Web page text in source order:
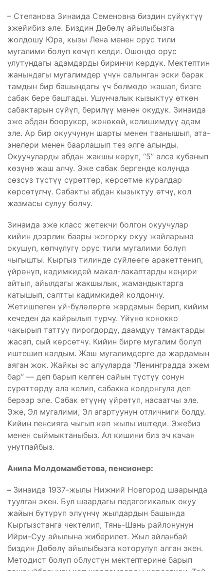
– Степанова Зинаида Семеновна биздин сүйүктүү
эжейибиз эле. Биздин Дөбөлү айылыбызга
жолдошу Юра, кызы Лена менен орус тили
мугалими болуп көчүп келди. Ошондо орус
улутундагы адамдарды биринчи көрдүк. Мектептин
жанындагы мугалимдер үчүн салынган эски барак
тамдын бир башындагы үч бөлмөдө жашап, бизге
сабак бере баштады. Ушунчалык кызыктуу өткөн
сабактарын сүйүп, берилүү менен окудук. Зинаида
эже абдан боорукер, жөнөкөй, келишимдүү адам
эле. Ар бир окуучунун шарты менен таанышып, ата-
энелери менен баарлашып тез элге алынды.
Окуучуларды абдан жакшы көрүп, “5” алса кубанып
көзүнө жаш алчу. Эже сабак бергенде колунда
сөзсүз түстүү сүрөттөр, көрсөтмө куралдар
көрсөтүлчү. Сабакты абдан кызыктуу өтчү, кол
жазмасы сулуу болчу.
Зинаида эже класс жетекчи болгон окуучулар
кийин дээрлик баары жогорку окуу жайларына
окушуп, көпчүлүгү орус тили мугалими болуп
чыгышты. Кыргыз тилинде сүйлөөгө аракеттенип,
үйрөнүп, кадимкидей макал-лакаптарды кеңири
айтып, айылдагы жакшылык, жамандыктарга
катышып, салтты кадимкидей колдончу.
Жетишпеген үй-бүлөлөргө жардамын берип, кийим
кечеден да кайрылып турчу. Үйүнө конокко
чакырып таттуу пирогдорду, даамдуу тамактарды
жасап, сый көрсөтчү. Кийин бирге мугалим болуп
иштешип калдым. Жаш мугалимдерге да жардамын
аяган жок. Жайкы эс алууларда “Ленинградда эжем
бар” — деп барып келген сайын түстүү сонун
сүрөттөрдү ала келип, сабакка колдонгула деп
берээр эле. Сабак өтүүнү үйрөтүп, насаатчы эле.
Эже, Эл мугалими, Эл агартуунун отличниги болду.
Кийин пенсияга чыгып көп жылы иштеди. Эжебиз
менен сыймыктаныбыз. Ал кишини биз эч качан
унутпайбыз.
Анипа Молдомамбетова, пенсионер:
– Зинаида 1937-жылы Нижний Новгород шаарында
туулган экен. Бул шаардагы педагогикалык окуу
жайын бүтүрүп элүүнчү жылдардын башында
Кыргызстанга чектелип, Тянь-Шань райлонунун
Ийри-Суу айылына жиберилет. Жыл айланбай
биздин Дөбөлү айылыбызга которулуп алган экен.
Методист болуп облустун мектептерине барып